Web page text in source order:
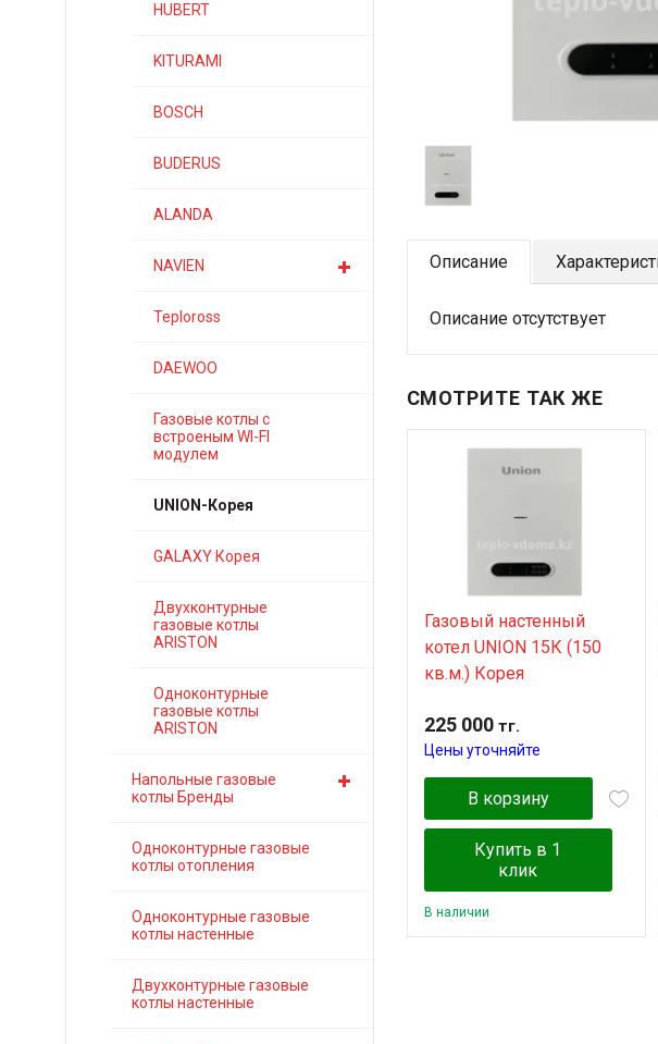
HUBERT
KITURAMI
BOSCH
BUDERUS
ALANDA
NAVIEN
Teploross
DAEWOO
Газовые котлы с
встроеным WI-FI
модулем
UNION-Корея
GALAXY Корея
Двухконтурные
газовые котлы
ARISTON
Одноконтурные
газовые котлы
ARISTON
Напольные газовые
котлы Бренды
Одноконтурные газовые
котлы отопления
Одноконтурные газовые
котлы настенные
Двухконтурные газовые
котлы настенные
Описание
Описание отсутствует
СМОТРИТЕ ТАК ЖЕ
Газовый настенный
котел UNION 15К (150
кв.м.) Корея
225 000тг.
Цены уточняйте
В корзину
Купить в 1
клик
В наличии